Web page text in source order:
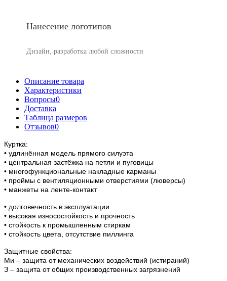
Нанесение логотипов
Дизайн, разработка любой сложности
Описание товара
Характеристики
Вопросы0
Доставка
Таблица размеров
Отзывов0
Куртка:
• удлинённая модель прямого силуэта
• центральная застёжка на петли и пуговицы
• многофункциональные накладные карманы
• проймы с вентиляционными отверстиями (люверсы)
• манжеты на ленте-контакт
• долговечность в эксплуатации
• высокая износостойкость и прочность
• стойкость к промышленным стиркам
• стойкость цвета, отсутствие пиллинга
Защитные свойства:
Ми – защита от механических воздействий (истираний)
З – защита от общих производственных загрязнений